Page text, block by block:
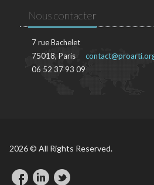
Nous contacter
7 rue Bachelet
75018, Paris
06 52 37 93 09
2026 © All Rights Reserved.